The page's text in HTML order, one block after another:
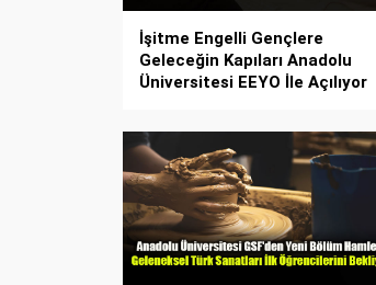
İşitme Engelli Gençlere
Geleceğin Kapıları Anadolu
Üniversitesi EEYO İle Açılıyor